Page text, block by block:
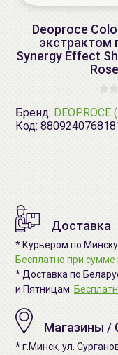
Deoproce
экстрактом
Synergy Effect
Бренд: DEOPROCE
Код:
Доставка
* Курьером по
Бесплатно при сумме
* Доставка по
и Пятницам.
Магазины /
* г.Минск, ул.